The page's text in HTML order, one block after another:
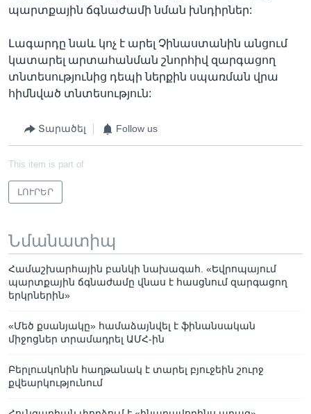
պարտքային ճգնաժամի նման խնդիրներ:
Լագարդը նաև կոչ է արել Չինաստանին անցում
կատարել արտահանման շնորհիվ զարգացող
տնտեսությունից դեպի ներքին սպառման վրա
հիմնված տնտեսություն:
Տարածել Follow us
This item is part of
ԼՈՒՐԵՐ
Նմանատիպ
Համաշխարհային բանկի նախագահ. «Եվրոպայում
պարտքային ճգնաժամը վնաս է հասցնում զարգացող
երկրներին»
«Մեծ քսանյակը» համաձայնվել է ֆինանսական
միջոցներ տրամադրել ԱՄՀ-ին
Բերլուսկոնին հաղթանակ է տարել բյուջեին շուրջ
քվեարկությունում